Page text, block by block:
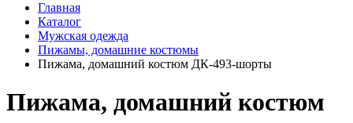
Главная
Каталог
Мужская одежда
Пижамы, домашние костюмы
Пижама, домашний костюм ДК-493-шорты
Пижама, домашний костюм